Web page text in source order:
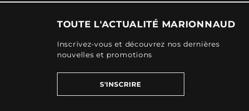
TOUTE L'ACTUALITÉ MARIONNAUD
Inscrivez-vous et découvrez nos dernières
nouvelles et promotions
S'INSCRIRE